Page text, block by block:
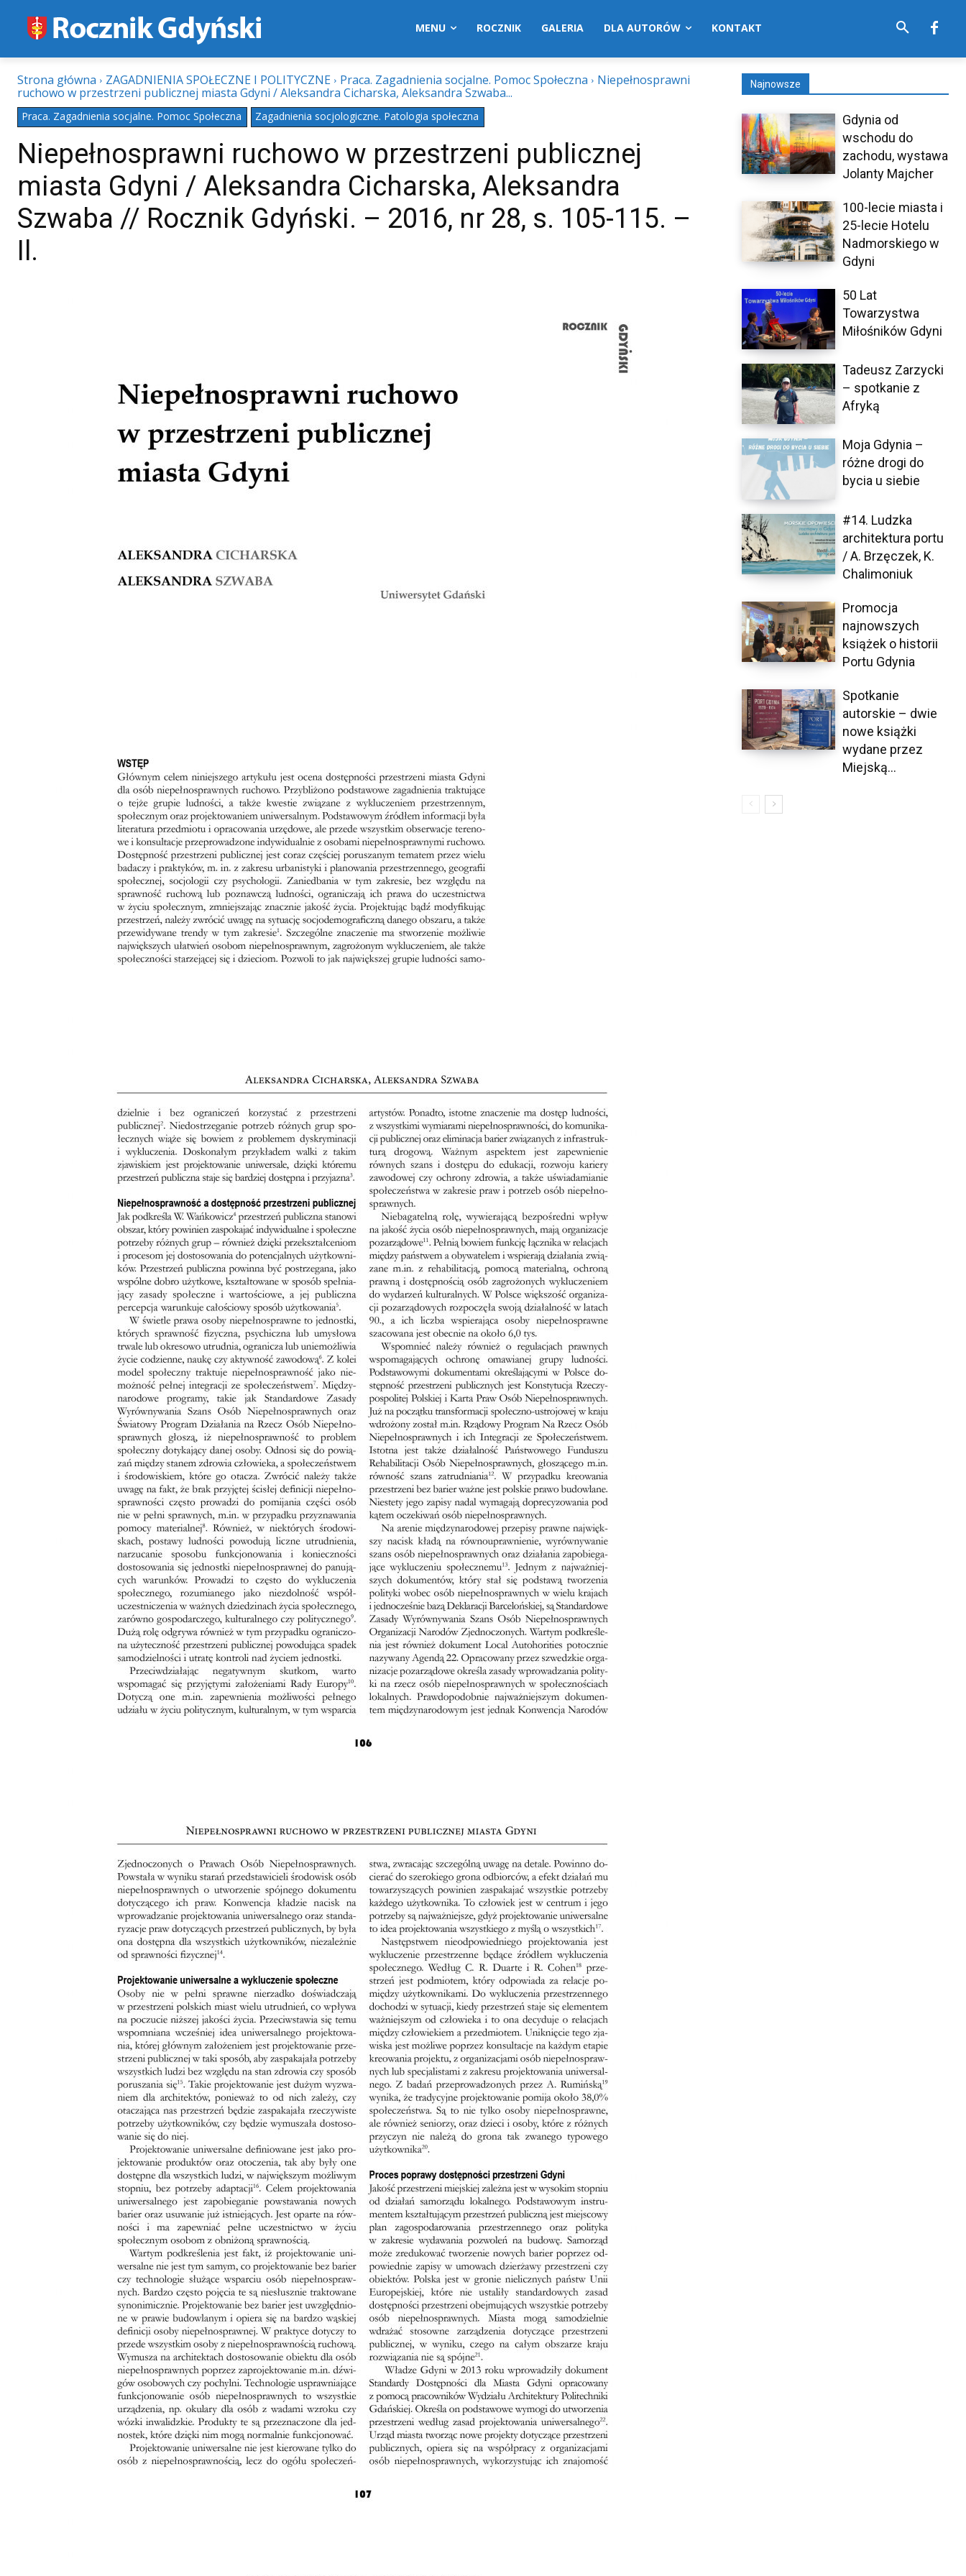
MENU ROCZNIK GALERIA DLA AUTORÓW KONTAKT
Strona główna ZAGADNIENIA SPOŁECZNE I POLITYCZNE Praca. Zagadnienia socjalne. Pomoc Społeczna
Niepełnosprawni
ruchowo w przestrzeni publicznej miasta Gdyni / Aleksandra Cicharska, Aleksandra Szwaba...
Praca. Zagadnienia socjalne. Pomoc Społeczna Zagadnienia socjologiczne. Patologia społeczna
Niepełnosprawni ruchowo w przestrzeni publicznej
miasta Gdyni / Aleksandra Cicharska, Aleksandra
Szwaba // Rocznik Gdyński. – 2016, nr 28, s. 105-115. –
Il.
Najnowsze
Gdynia od
wschodu do
zachodu, wystawa
Jolanty Majcher
100-lecie miasta i
25-lecie Hotelu
Nadmorskiego w
Gdyni
50 Lat
Towarzystwa
Miłośników Gdyni
Tadeusz Zarzycki
– spotkanie z
Afryką
Moja Gdynia –
różne drogi do
bycia u siebie
#14. Ludzka
architektura portu
/ A. Brzęczek, K.
Chalimoniuk
Promocja
najnowszych
książek o historii
Portu Gdynia
Spotkanie
autorskie – dwie
nowe książki
wydane przez
Miejską...